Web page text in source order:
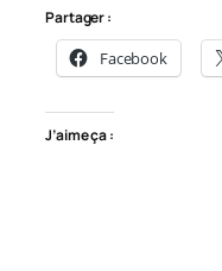
Partager :
Facebook
J’aime ça :